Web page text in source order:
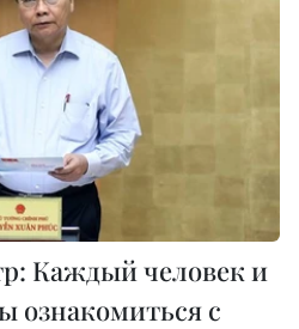
Каждый человек и
ознакомиться с